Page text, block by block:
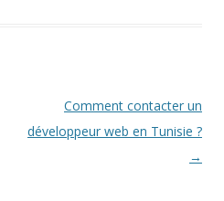
Comment contacter un
développeur web en Tunisie ?
→